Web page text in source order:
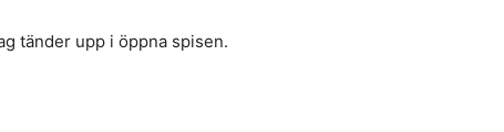
tänder upp i öppna spisen.